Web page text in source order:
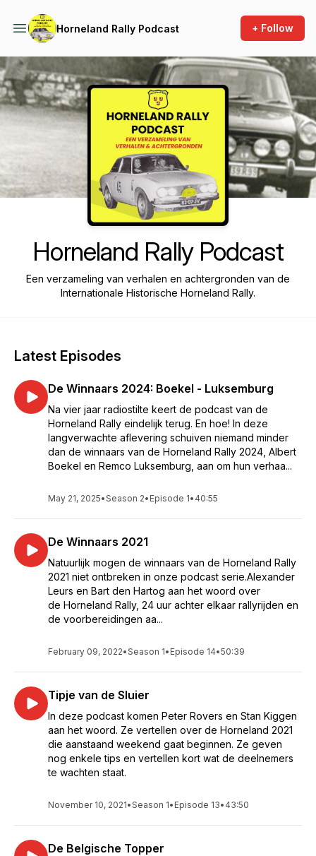
Horneland Rally Podcast + Follow
Podcast Background Image
Horneland Rally Podcast
Een verzameling van verhalen en achtergronden van de
Internationale Historische Horneland Rally.
Latest Episodes
De Winnaars 2024: Boekel - Luksemburg
Na vier jaar radiostilte keert de podcast van de
Horneland Rally eindelijk terug. En hoe! In deze
langverwachte aflevering schuiven niemand minder
dan de winnaars van de Horneland Rally 2024, Albert
Boekel en Remco Luksemburg, aan om hun verhaa...
May 21, 2025•Season 2• Episode 1• 40:55
De Winnaars 2021
Natuurlijk mogen de winnaars van de Horneland Rally
2021 niet ontbreken in onze podcast serie.Alexander
Leurs en Bart den Hartog aan het woord over
de Horneland Rally, 24 uur achter elkaar rallyrijden en
de voorbereidingen aa...
February 09, 2022•Season 1• Episode 14•50:39
Tipje van de Sluier
In deze podcast komen Peter Rovers en Stan Kiggen
aan het woord. Ze vertellen over de Horneland 2021
die aanstaand weekend gaat beginnen. Ze geven
nog enkele tips en vertellen kort wat de deelnemers
te wachten staat.
November 10, 2021•Season 1• Episode 13• 43:50
De Belgische Topper